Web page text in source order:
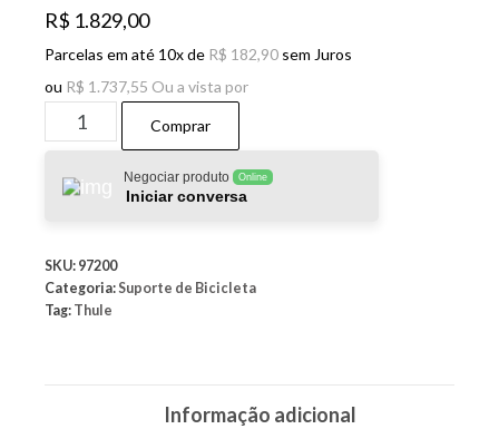
R$ 1.829,00
Parcelas em até 10x de R$ 182,90 sem Juros
ou R$ 1.737,55 Ou a vista por
Suporte
Thule
HangOn
quantidade
Comprar
Negociar produto Online
Iniciar conversa
SKU: 97200
Categoria:Suporte de Bicicleta
Tag: Thule
Informação adicional